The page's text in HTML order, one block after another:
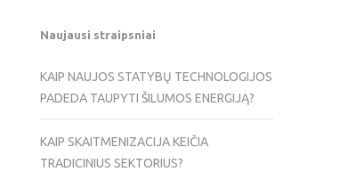
Naujausi straipsniai
KAIP NAUJOS STATYBŲ TECHNOLOGIJOS
PADEDA TAUPYTI ŠILUMOS ENERGIJĄ?
KAIP SKAITMENIZACIJA KEIČIA
TRADICINIUS SEKTORIUS?